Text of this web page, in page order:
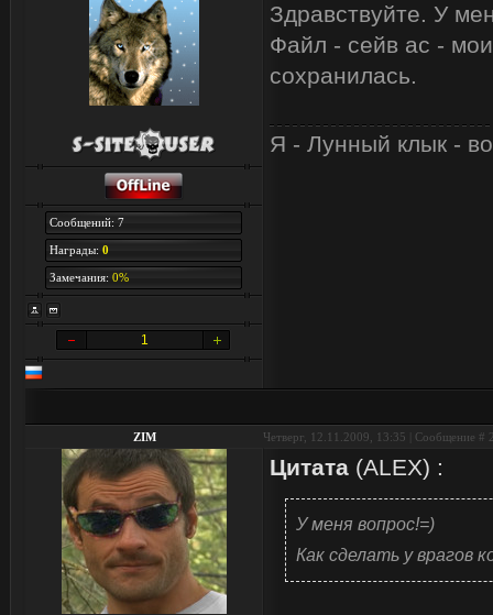
Сообщений: 7
Награды: 0
Замечания: 0%
1
Здравствуйте. У
Файл - сейв ас -
сохранилась.
Я - Лунный клык -
ZIM Четверг, 12.11.2009, 13:35 | Сообщение #
Цитата (ALEX) :
У меня вопрос!=)
Как сделать у врагов